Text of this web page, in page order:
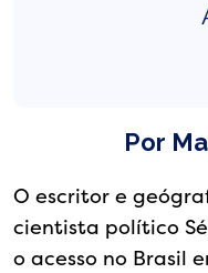
Por
O escritor e
cientista político
o acesso no Brasil